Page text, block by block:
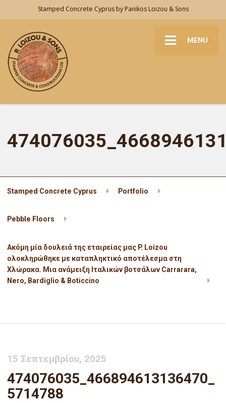
Stamped Concrete Cyprus by Panikos Loizou & Sons
MENU
Stamped Concrete Cyprus Portfolio
Pebble Floors
Ακόμη μία δουλειά της εταιρείας μας P. Loizou
ολοκληρώθηκε με καταπληκτικό αποτέλεσμα στη
Χλώρακα. Μια ανάμειξη Ιταλικών βοτσάλων Carrarara,
Nero, Bardiglio & Boticcino
15 Σεπτεμβρίου, 2025
474076035_466894613136470_
5714788